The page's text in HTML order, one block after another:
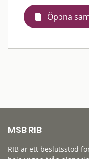
Öppna
MSB RIB
RIB är ett beslutsstöd